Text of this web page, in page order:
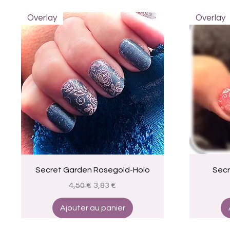
Aperçu rapide
Overlay
Secret Garden Rosegold-Holo
Prix original
4,50 € Prix promotionnel
3,83 €
Ajouter au panier
Overlay